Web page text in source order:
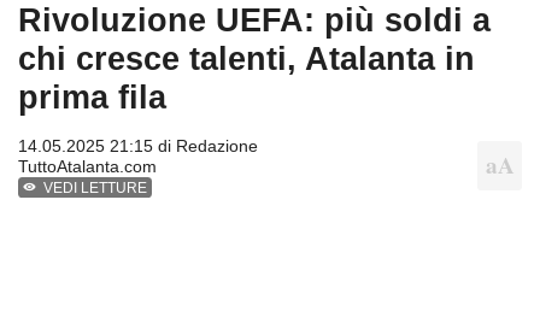
Rivoluzione UEFA: più soldi a
chi cresce talenti, Atalanta in
prima fila
14.05.2025 21:15 di Redazione
TuttoAtalanta.com
VEDI LETTURE